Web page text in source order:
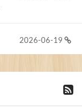
2026-06-19
2026-06-18